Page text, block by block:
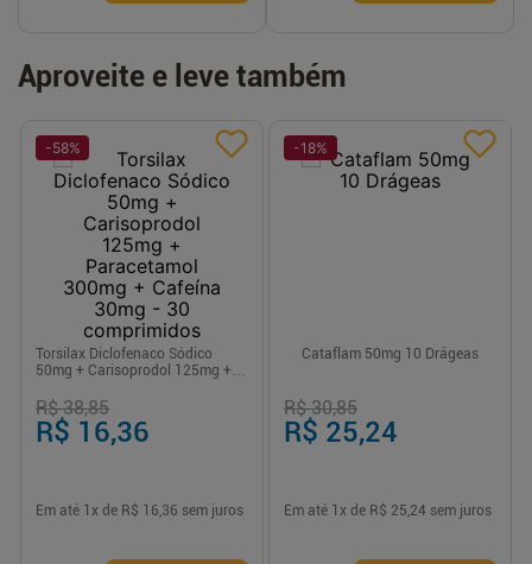
Aproveite e leve também
-58%
Torsilax Diclofenaco Sódico
50mg + Carisoprodol 125mg +
30mg - 30 comprimidos
R$ 38,85
R$ 16,36
Em até 1 x de R$ 16,36 sem juros
-18%
Cataflam 50mg 10 Drágeas
R$ 30,85
R$ 25,24
Em até 1 x de R$ 25,24 sem juros